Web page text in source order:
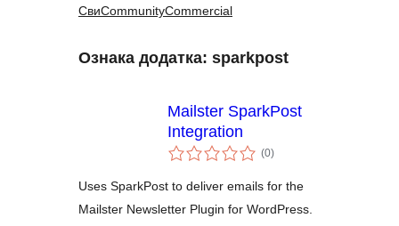
СвиCommunityCommercial
Ознака додатка: sparkpost
Mailster SparkPost
Integration
(0укупних
оцена
)
Uses SparkPost to deliver emails for the
Mailster Newsletter Plugin for WordPress.